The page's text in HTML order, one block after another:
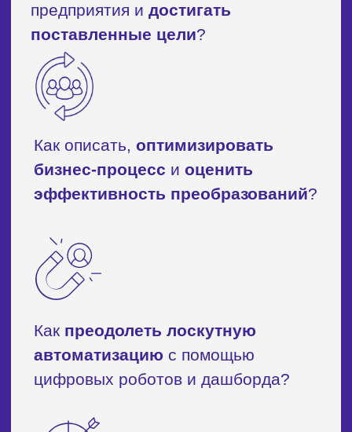
Стоимость курса
Дата старта
Сентябрь 2026
квалификации УрФУ
Формат проведения
онлайн-встречи 2 раза в неделю